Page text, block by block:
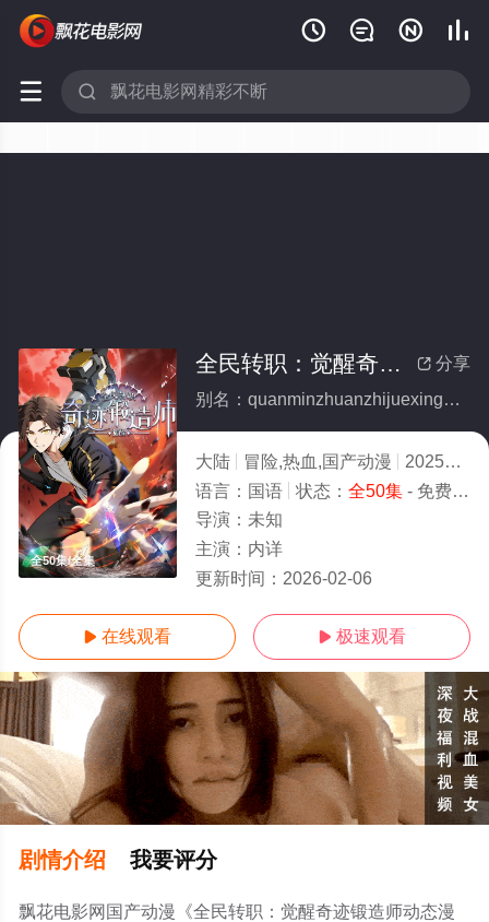
   
 
全50集/全集
 分享
全民转职：觉醒奇迹锻造师动态漫画(全集)
别名：quanminzhuanzhijuexingqijiduanzaoshidongtaimanhua
大陆 冒险,热血,国产动漫 2025
9.0
语言： 国语 状态： 全50集- 免费在线观看
导演： 未知
主演： 内详
更新时间： 2026-02-06
 在线观看  极速观看
剧情介绍 我要评分
飘花电影网国产动漫《全民转职：觉醒奇迹锻造师动态漫